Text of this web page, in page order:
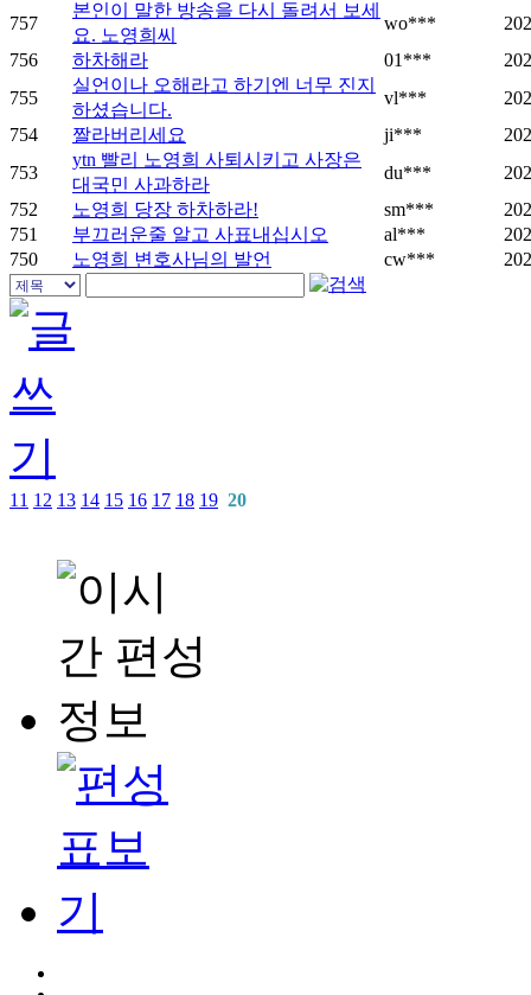
757
본인이 말한 방송을 다시 돌려서 보세
요. 노영희씨
wo***
756
하차해라 01***
755
실언이나 오해라고 하기엔 너무 진지
하셨습니다.
vl***
754
짤라버리세요 ji***
753
ytn 빨리 노영희 사퇴시키고 사장은
대국민 사과하라
du***
752
노영희 당장 하차하라! sm***
751
부끄러운줄 알고 사표내십시오 al***
750
노영희 변호사님의 발언 cw***
11 12 13 14 15 16 17 18 19 20